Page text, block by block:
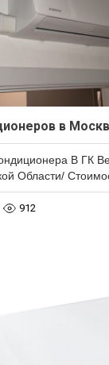
в
В ГК
Области/
912